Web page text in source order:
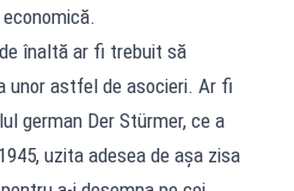
înaltă ar fi trebuit să
unor astfel de asocieri. Ar fi
german Der Stürmer, ce a
uzita adesea de așa zisa